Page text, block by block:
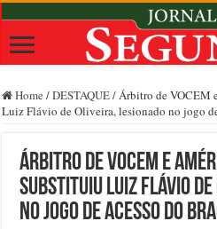
Home /DESTAQUE/Árbitro de VOCEM
Luiz Flávio de Oliveira, lesionado no jogo
Árbitro de VOCEM e
substituiu Luiz Flávio
no jogo de acesso do